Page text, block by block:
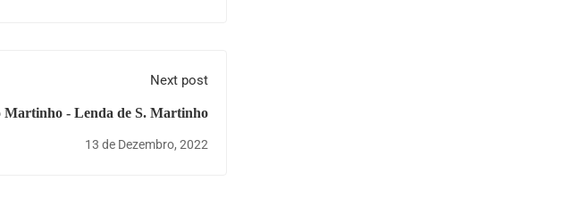
Next post
Martinho - Lenda de S. Martinho
13 de Dezembro, 2022